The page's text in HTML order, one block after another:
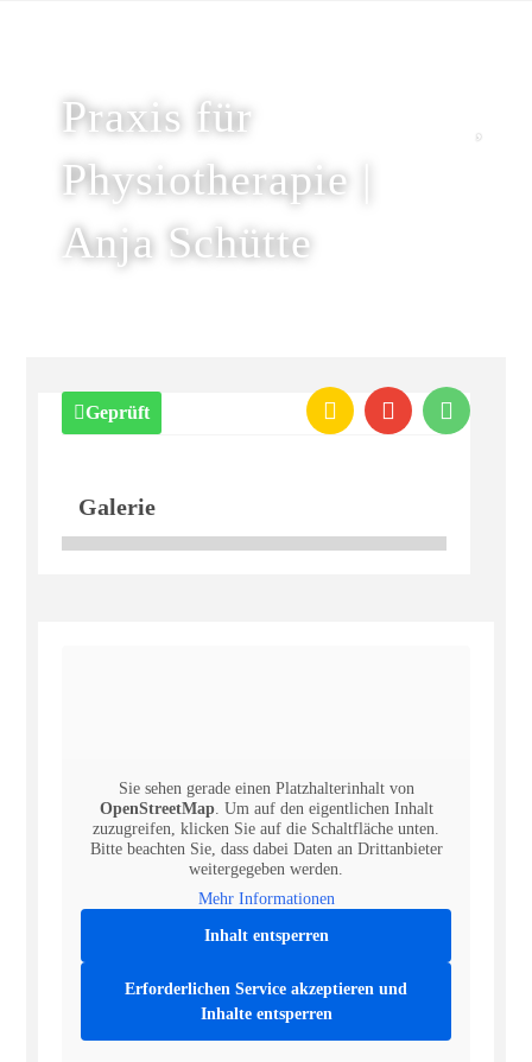
Praxis für
Physiotherapie |
Anja Schütte
Geprüft
Galerie
Sie sehen gerade einen Platzhalterinhalt von
OpenStreetMap. Um auf den eigentlichen Inhalt
zuzugreifen, klicken Sie auf die Schaltfläche unten.
Bitte beachten Sie, dass dabei Daten an Drittanbieter
weitergegeben werden.
Mehr Informationen
Inhalt entsperren
Erforderlichen Service akzeptieren und
Inhalte entsperren